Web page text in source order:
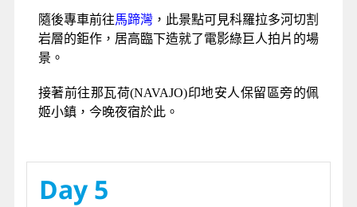
Day 4
拉斯維加斯－羚羊峽谷－馬蹄灣
－佩姬小鎮
：中式餐
晚餐
：西式套餐